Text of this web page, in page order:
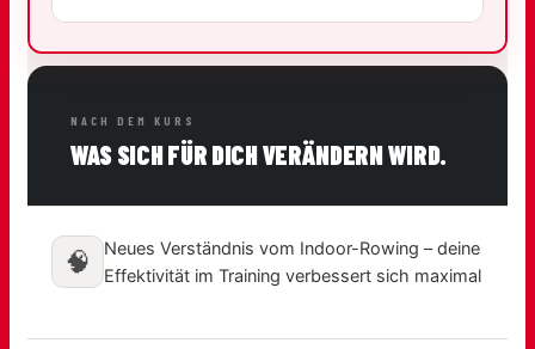
NACH DEM KURS
WAS SICH FÜR DICH VERÄNDERN WIRD.
🧠
Neues Verständnis vom Indoor-Rowing – deine
Effektivität im Training verbessert sich maximal